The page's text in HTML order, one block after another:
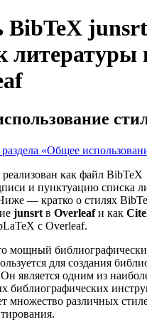
BibTeX
литературы
«Общее
реализован как файл BibTeX
и пунктуацию списка
— кратко о стилях
junsrt в Overleafи как
с Overleaf.
мощный
для создания
является одним из
библиографических
множество различных